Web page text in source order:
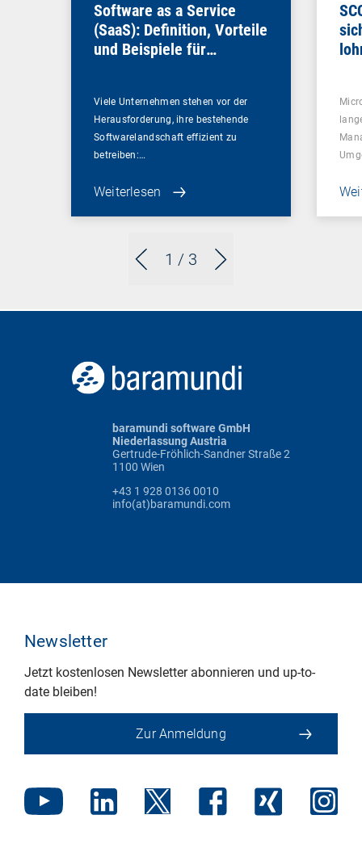
1 / 3
Software as a Service
(SaaS): Definition, Vorteile
und Beispiele für
Viele Unternehmen stehen vor der
Herausforderung, ihre bestehende
Softwarelandschaft effizient zu
betreiben:…
Weiterlesen
baramundi software GmbH
Niederlassung Austria
Gertrude-Fröhlich-Sandner Straße 2
1100 Wien
+43 1 928 0136 0010
info(at)baramundi.com
Newsletter
Jetzt kostenlosen Newsletter abonnieren und up-to-
date bleiben!
Zur Anmeldung